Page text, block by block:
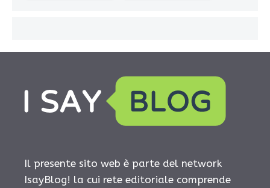
Il presente sito web è parte del network
IsayBlog! la cui rete editoriale comprende